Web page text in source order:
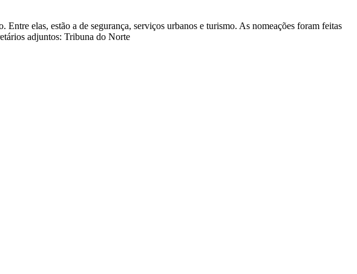
elas, estão a de segurança, serviços urbanos e turismo. As nomeações foram feitas
adjuntos: Tribuna do Norte